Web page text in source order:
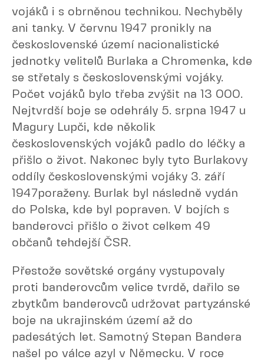
vojáků i s obrněnou technikou. Nechyběly
ani tanky. V červnu 1947 pronikly na
československé území nacionalistické
jednotky velitelů Burlaka a Chromenka, kde
se střetaly s československými vojáky.
Počet vojáků bylo třeba zvýšit na 13 000.
Nejtvrdší boje se odehrály 5. srpna 1947 u
Magury Lupči, kde několik
československých vojáků padlo do léčky a
přišlo o život. Nakonec byly tyto Burlakovy
oddíly československými vojáky 3. září
1947poraženy. Burlak byl následně vydán
do Polska, kde byl popraven. V bojích s
banderovci přišlo o život celkem 49
občanů tehdejší ČSR.
Přestože sovětské orgány vystupovaly
proti banderovcům velice tvrdě, dařilo se
zbytkům banderovců udržovat partyzánské
boje na ukrajinském území až do
padesátých let. Samotný Stepan Bandera
našel po válce azyl v Německu. V roce